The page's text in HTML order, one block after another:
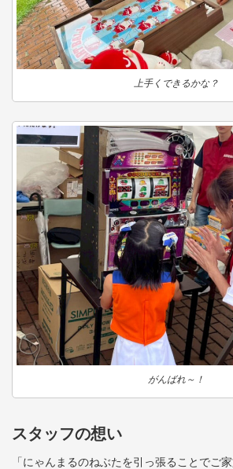
上手くできるかな？
がんばれ～！
スタッフの想い
「にゃんまるのねぶたを引っ張ることでご